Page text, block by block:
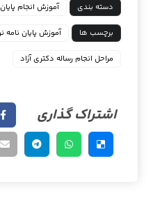
دسته بندی آموزش انجام
برچسب ها آموزش پایان نامه
مراحل انجام رساله دکتری آزاد